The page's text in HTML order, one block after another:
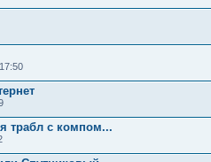
трабл с компом...